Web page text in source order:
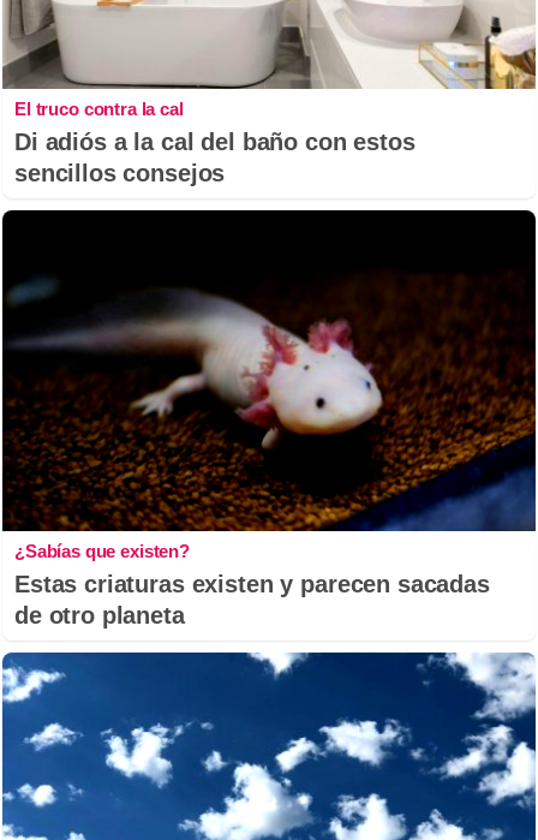
El truco contra la cal
Di adiós a la cal del baño con estos
sencillos consejos
¿Sabías que existen?
Estas criaturas existen y parecen sacadas
de otro planeta